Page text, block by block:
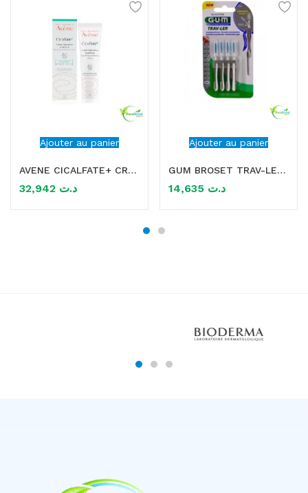
Ajouter au panier
AVENE CICALFATE+ CREME REPARATRICE PROTECTRICE 40ML
د.ت
Ajouter au panier
GUM BROSET TRAV-LER CYLINDRIQUE 2MM
د.ت